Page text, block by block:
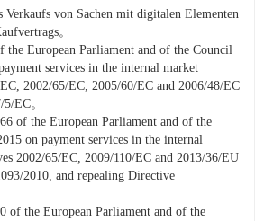
Verkaufs von Sachen mit digitalen Elementen
。
the European Parliament and of the Council
services in the internal market
2002/65/EC, 2005/60/EC and 2006/48/EC
EC。
of the European Parliament and of the
on payment services in the internal
2002/65/EC, 2009/110/EC and 2013/36/EU
/2010, and repealing Directive
of the European Parliament and of the